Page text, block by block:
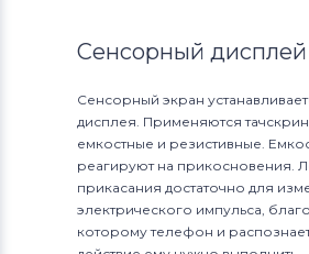
Сенсорный дисплей
Сенсорный экран
дисплея. Применяются
емкостные и резистивные.
реагируют на прикосновения.
прикасания достаточно для
электрического импульса,
которому телефон и